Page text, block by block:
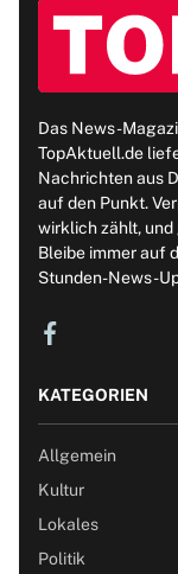
Das News-
TopAktuell.de
Nachrichten aus
auf den Punkt.
wirklich zählt,
Bleibe immer auf
Stunden-News-
KATEGORIEN
Allgemein
Kultur
Lokales
Politik